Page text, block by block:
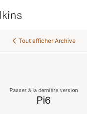
Tout afficher Archive
Passer à la dernière version
Pi6